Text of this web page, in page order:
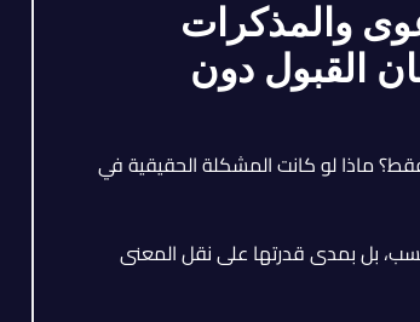
والمذكرات
القبول دون
ماذا لو كانت المشكلة الحقيقية في
بل بمدى قدرتها على نقل المعنى